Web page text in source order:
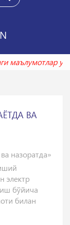
маълумотлар
ВА
назоратда»
электр
бўйича
билан